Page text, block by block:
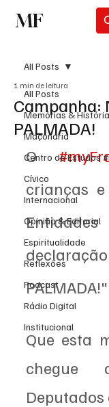
MF
All Posts
Memórias &
Maçonaria
Centro de Estudos
Cívico
Internacional
Opinião & Editorial
Espiritualidade
Reflexões
Podcast
Rádio Digital
Institucional
All Posts
Campanha:
PALMADA!
1 min de leitura
O
crianças
PALMADA!"
Que esta
chegue
Deputados